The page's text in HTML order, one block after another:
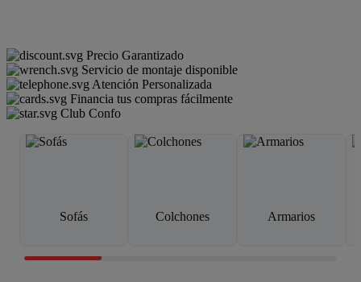
Precio Garantizado
Servicio de montaje disponible
Atención Personalizada
Financia tus compras fácilmente
Club Confo
Sofás Colchones Armarios